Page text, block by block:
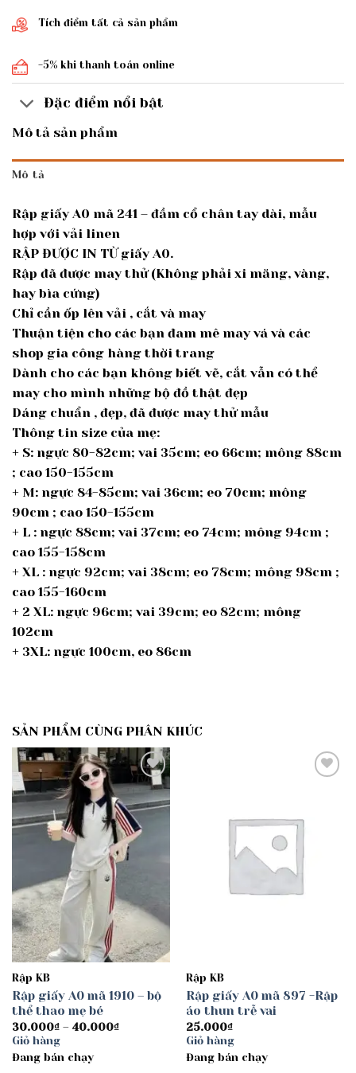
Tích điểm tất cả sản phẩm
-5% khi thanh toán online
Đặc điểm nổi bật
Mô tả sản phẩm
Mô tả
Rập giấy A0 mã 241 – đầm cổ chân tay dài, mẫu
hợp với vải linen
RẬP ĐƯỢC IN TỪ giấy A0.
Rập đã được may thử (Không phải xi măng, vàng,
hay bìa cứng)
Chỉ cần ốp lên vải , cắt và may
Thuận tiện cho các bạn đam mê may vá và các
shop gia công hàng thời trang
Dành cho các bạn không biết vẽ, cắt vẫn có thể
may cho mình những bộ đồ thật đẹp
Dáng chuẩn , đẹp, đã được may thử mẫu
Thông tin size của mẹ:
+ S: ngực 80-82cm; vai 35cm; eo 66cm; mông 88cm
; cao 150-155cm
+ M: ngực 84-85cm; vai 36cm; eo 70cm; mông
90cm ; cao 150-155cm
+ L : ngực 88cm; vai 37cm; eo 74cm; mông 94cm ;
cao 155-158cm
+ XL : ngực 92cm; vai 38cm; eo 78cm; mông 98cm ;
cao 155-160cm
+ 2 XL: ngực 96cm; vai 39cm; eo 82cm; mông
102cm
+ 3XL: ngực 100cm, eo 86cm
SẢN PHẨM CÙNG PHÂN KHÚC
Add to
wishlist
Rập KB
Rập giấy A0 mã 1910 – bộ
thể thao mẹ bé
30.000₫ – 40.000₫Khoảng
Giỏ hàng
Đang bán chạy
Rập KB
Rập giấy A0 mã 897 -Rập
áo thun trễ vai
25.000₫
Giỏ hàng
Đang bán chạy